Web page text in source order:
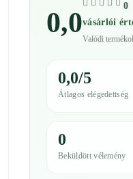
0,0
0
vásárlói
Valódi
0,0/5
Átlagos elégedettség
0
Beküldött vélemény